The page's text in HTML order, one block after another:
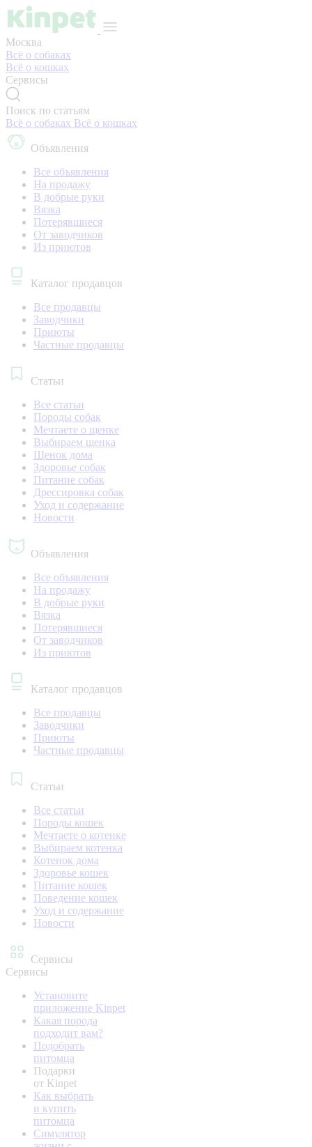
Москва
Всё о собаках
Всё о кошках
Сервисы
Поиск по статьям
Всё о собаках Всё о кошках
Объявления
Все объявления
На продажу
В добрые руки
Вязка
Потерявшиеся
От заводчиков
Из приютов
Каталог продавцов
Все продавцы
Заводчики
Приюты
Частные продавцы
Статьи
Все статьи
Породы собак
Мечтаете о щенке
Выбираем щенка
Щенок дома
Здоровье собак
Питание собак
Дрессировка собак
Уход и содержание
Новости
Объявления
Все объявления
На продажу
В добрые руки
Вязка
Потерявшиеся
От заводчиков
Из приютов
Каталог продавцов
Все продавцы
Заводчики
Приюты
Частные продавцы
Статьи
Все статьи
Породы кошек
Мечтаете о котенке
Выбираем котенка
Котенок дома
Здоровье кошек
Питание кошек
Поведение кошек
Уход и содержание
Новости
Сервисы
Сервисы
Установите
приложение Kinpet
Какая порода
подходит вам?
Подобрать
питомца
Подарки
от Kinpet
Как выбрать
и купить
питомца
Симулятор